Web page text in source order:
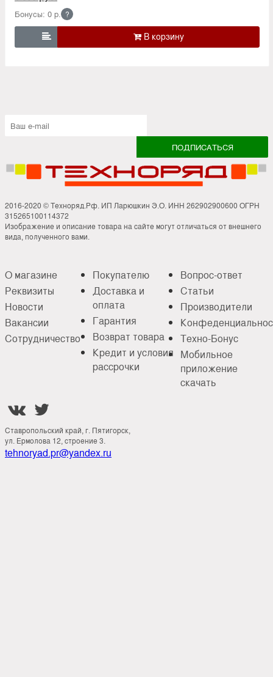
Бонусы: 0 р. ?

2016-2020 © Техноряд.Рф. ИП Ларюшкин Э.О. ИНН 262902900600 ОГРН
315265100114372
Изображение и описание товара на сайте могут отличаться от внешнего
вида, полученного вами.
О магазине
Реквизиты
Новости
Вакансии
Сотрудничество
Покупателю
Доставка и
оплата
Гарантия
Возврат товара
Кредит и условия
рассрочки
Вопрос-ответ
Статьи
Производители
Техно-Бонус
Мобильное
приложение
скачать
 
Ставропольский край, г. Пятигорск,
ул. Ермолова 12, строение 3.
tehnoryad.pr@yandex.ru